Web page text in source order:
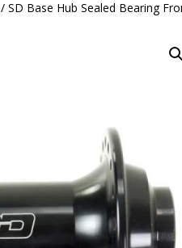
/ SD Base Hub Sealed Bearing